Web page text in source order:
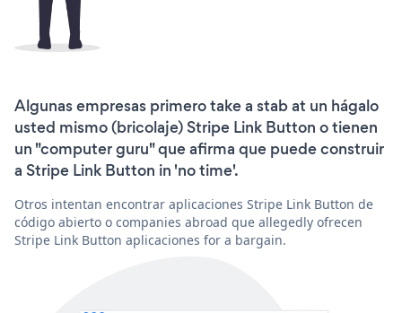
Algunas empresas primero take a stab at un hágalo
usted mismo (bricolaje) Stripe Link Button o tienen
un "computer guru" que afirma que puede construir
a Stripe Link Button in 'no time'.
Otros intentan encontrar aplicaciones Stripe Link Button de
código abierto o companies abroad que allegedly ofrecen
Stripe Link Button aplicaciones for a bargain.